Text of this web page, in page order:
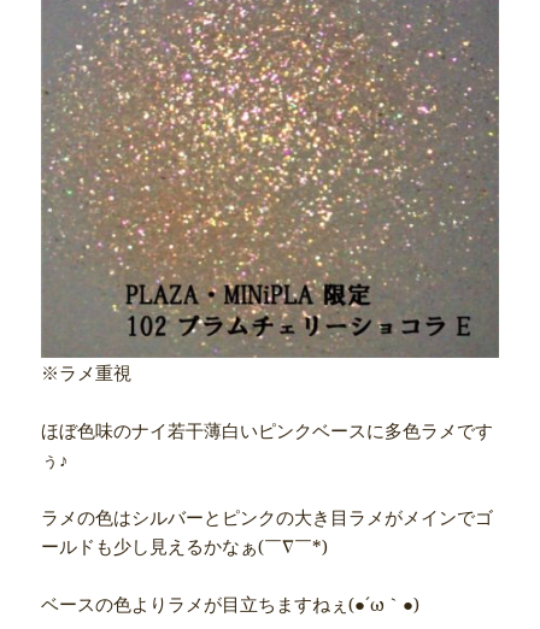
※ラメ重視
ほぼ色味のナイ若干薄白いピンクベースに多色ラメです
ぅ♪
ラメの色はシルバーとピンクの大き目ラメがメインでゴ
ールドも少し見えるかなぁ(￣∇￣*)ゞ
ベースの色よりラメが目立ちますねぇ(●´ω｀●)